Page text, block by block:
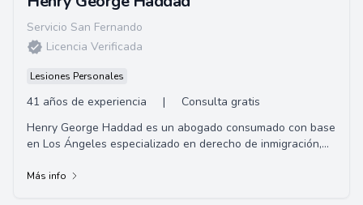
Servicio San Fernando
Licencia Verificada
Lesiones Personales
41 años de experiencia |
Consulta gratis
Henry George Haddad es un abogado consumado con base
en Los Ángeles especializado en derecho de inmigración,
Más info